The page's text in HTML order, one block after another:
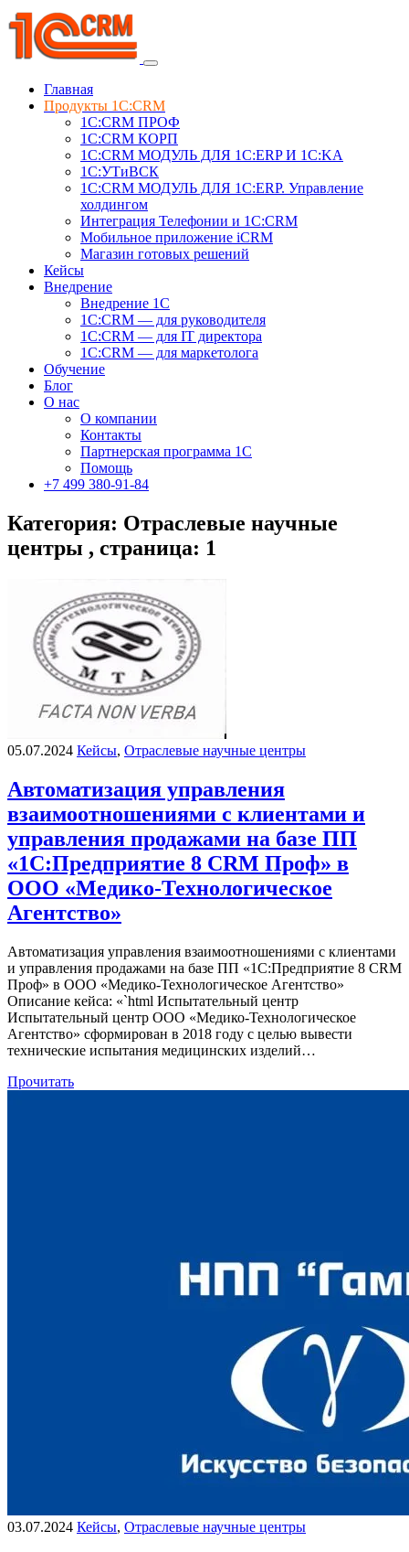
Главная
Продукты 1C:CRM
1С:CRM ПРОФ
1С:CRM КОРП
1С:CRM МОДУЛЬ ДЛЯ 1C:ERP И 1C:KA
1C:УТиВСК
1С:CRM МОДУЛЬ ДЛЯ 1C:ERP. Управление
холдингом
Интеграция Телефонии и 1C:CRM
Мобильное приложение iCRM
Магазин готовых решений
Кейсы
Внедрение
Внедрение 1C
1С:CRM — для руководителя
1С:CRM — для IT директора
1С:CRM — для маркетолога
Обучение
Блог
О нас
О компании
Контакты
Партнерская программа 1С
Помощь
+7 499 380-91-84
Категория: Отраслевые научные
центры , страница: 1
05.07.2024 Кейсы, Отраслевые научные центры
Автоматизация управления
взаимоотношениями с клиентами и
управления продажами на базе ПП
«1С:Предприятие 8 CRM Проф» в
ООО «Медико-Технологическое
Агентство»
Автоматизация управления взаимоотношениями с клиентами
и управления продажами на базе ПП «1С:Предприятие 8 CRM
Проф» в ООО «Медико-Технологическое Агентство»
Описание кейса: «`html Испытательный центр
Испытательный центр ООО «Медико-Технологическое
Агентство» сформирован в 2018 году с целью вывести
технические испытания медицинских изделий…
Прочитать
03.07.2024 Кейсы, Отраслевые научные центры